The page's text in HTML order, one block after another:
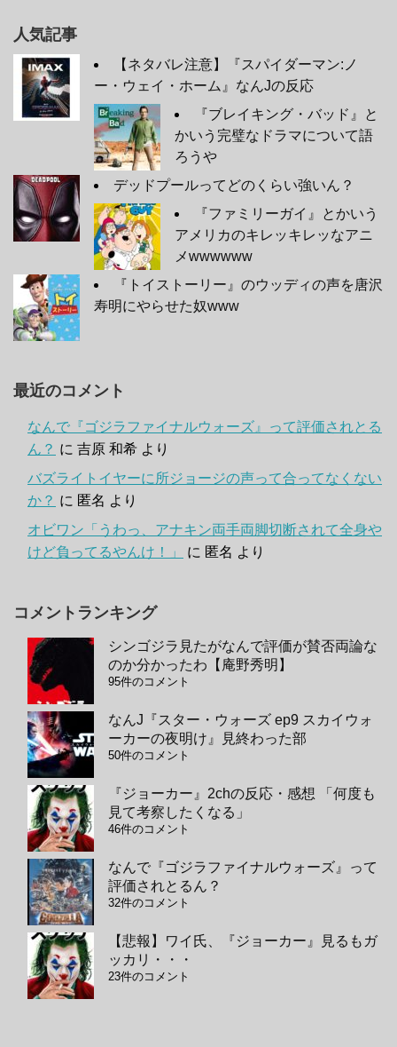
人気記事
【ネタバレ注意】『スパイダーマン:ノ
ー・ウェイ・ホーム』なんJの反応
『ブレイキング・バッド』と
かいう完璧なドラマについて語
ろうや
デッドプールってどのくらい強いん？
『ファミリーガイ』とかいう
アメリカのキレッキレッなアニ
メwwwwww
『トイストーリー』のウッディの声を唐沢
寿明にやらせた奴www
最近のコメント
なんで『ゴジラファイナルウォーズ』って評価されとる
ん？ に 吉原 和希 より
バズライトイヤーに所ジョージの声って合ってなくない
か？ に 匿名 より
オビワン「うわっ、アナキン両手両脚切断されて全身や
けど負ってるやんけ！」
に 匿名 より
コメントランキング
シンゴジラ見たがなんで評価が賛否両論な
のか分かったわ【庵野秀明】
95件のコメント
なんJ『スター・ウォーズ ep9 スカイウォ
ーカーの夜明け』見終わった部
50件のコメント
『ジョーカー』2chの反応・感想 「何度も
見て考察したくなる」
46件のコメント
なんで『ゴジラファイナルウォーズ』って
評価されとるん？
32件のコメント
【悲報】ワイ氏、『ジョーカー』見るもガ
ッカリ・・・
23件のコメント